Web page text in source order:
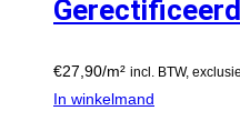
€27,90/m² incl. BTW,
In winkelmand